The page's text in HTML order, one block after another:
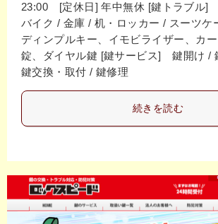
23:00 [定休日] 年中無休 [鍵トラブル]
バイク / 金庫 / 机・ロッカー / スーツケ
ディンプルキー、イモビライザー、カ
錠、ダイヤル鍵 [鍵サービス] 鍵開け /
鍵交換・取付 / 鍵修理
続きを読む